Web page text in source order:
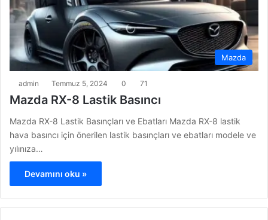
Mazda
admin Temmuz 5, 2024 0 71
Mazda RX-8 Lastik Basıncı
Mazda RX-8 Lastik Basınçları ve Ebatları Mazda RX-8 lastik
hava basıncı için önerilen lastik basınçları ve ebatları modele ve
yılınıza…
Devamını oku »